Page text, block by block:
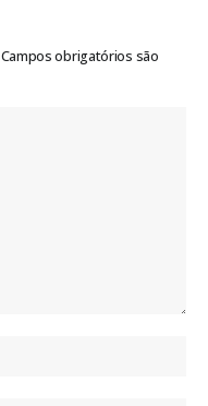
Campos obrigatórios são